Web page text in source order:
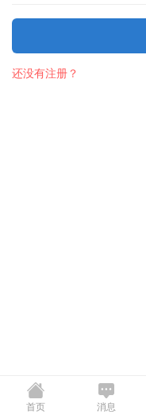
还没有注册？
首页 消息